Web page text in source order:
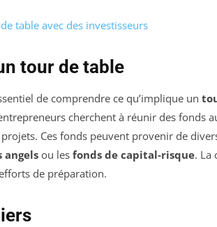
table avec des investisseurs
tour de table
de comprendre ce qu’implique un
cherchent à réunir des fonds
Ces fonds peuvent provenir de
angels ou les fonds de capital-risque. La
de préparation.